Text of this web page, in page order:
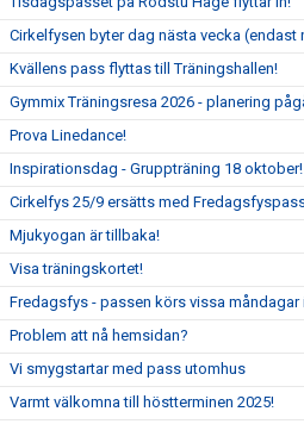
Cirkelfysen byter dag nästa vecka (endast
Kvällens pass flyttas till Träningshallen!
Gymmix Träningsresa 2026 - planering
Prova Linedance!
Inspirationsdag - Gruppträning 18 oktober!
Cirkelfys 25/9 ersätts med
Mjukyogan är tillbaka!
Visa träningskortet!
Fredagsfys - passen körs vissa
Problem att nå hemsidan?
Vi smygstartar med pass utomhus
Varmt välkomna till höstterminen 2025!